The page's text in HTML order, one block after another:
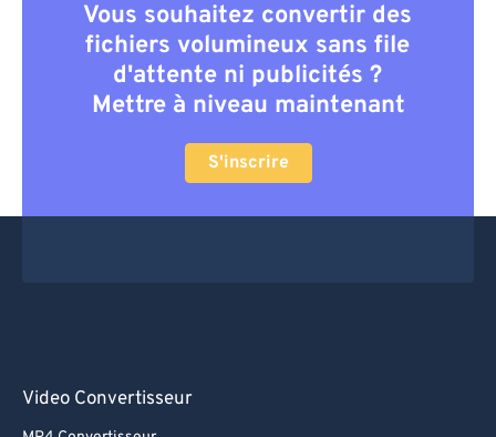
Vous souhaitez convertir des
fichiers volumineux sans file
d'attente ni publicités ?
Mettre à niveau maintenant
S'inscrire
Video Convertisseur